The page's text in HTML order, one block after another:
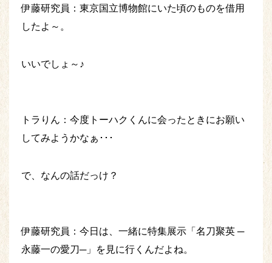
伊藤研究員：東京国立博物館にいた頃のものを借用
したよ～。
いいでしょ～♪
トラりん：今度トーハクくんに会ったときにお願い
してみようかなぁ･･･
で、なんの話だっけ？
伊藤研究員：今日は、一緒に特集展示「名刀聚英 ─
永藤一の愛刀─」を見に行くんだよね。